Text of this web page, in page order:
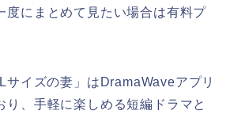
度にまとめて見たい場合は有料プ
サイズの妻」はDramaWaveアプリ
り、手軽に楽しめる短編ドラマと